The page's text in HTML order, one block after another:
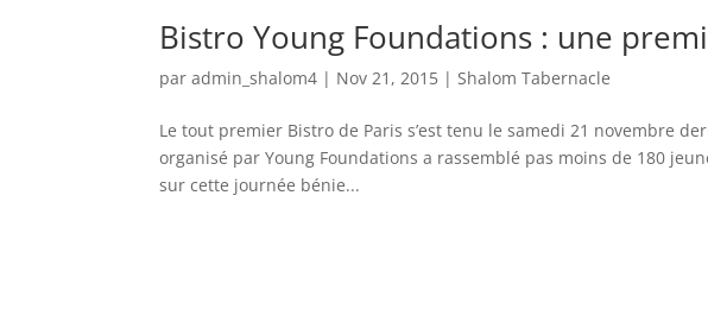
Bistro Young Foundations : une
paradmin_shalom4 | Nov 21, 2015 | Shalom Tabernacle
Le tout premier Bistro de Paris s’est tenu le samedi 21 novembre
organisé par Young Foundations a rassemblé pas moins de 180
sur cette journée bénie...